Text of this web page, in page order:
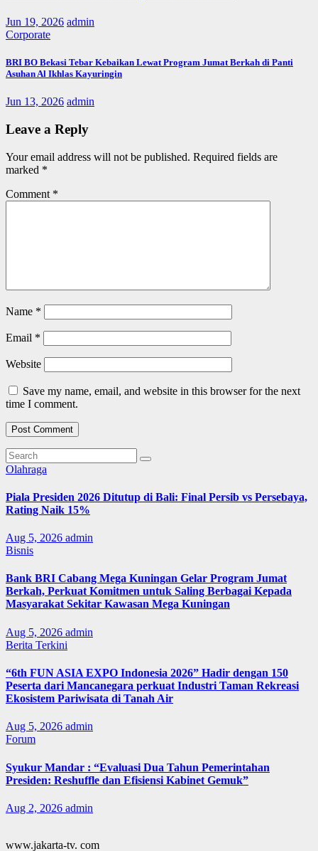
Jun 19, 2026 admin
Corporate
BRI BO Bekasi Tebar Kebaikan Lewat Program Jumat Berkah di Panti
Asuhan Al Ikhlas Kayuringin
Jun 13, 2026 admin
Leave a Reply
Your email address will not be published. Required fields are
marked *
Comment *
Name *
Email *
Website
Save my name, email, and website in this browser for the next
time I comment.
Olahraga
Piala Presiden 2026 Ditutup di Bali: Final Persib vs Persebaya,
Rating Naik 15%
Aug 5, 2026 admin
Bisnis
Bank BRI Cabang Mega Kuningan Gelar Program Jumat
Berkah, Perkuat Komitmen untuk Saling Berbagai Kepada
Masyarakat Sekitar Kawasan Mega Kuningan
Aug 5, 2026 admin
Berita Terkini
“6th FUN ASIA EXPO Indonesia 2026” Hadir dengan 150
Peserta dari Mancanegara perkuat Industri Taman Rekreasi
Ekosistem Pariwisata di Tanah Air
Aug 5, 2026 admin
Forum
Syukur Mandar : “Evaluasi Dua Tahun Pemerintahan
Presiden: Reshuffle dan Efisiensi Kabinet Gemuk”
Aug 2, 2026 admin
www.jakarta-tv. com